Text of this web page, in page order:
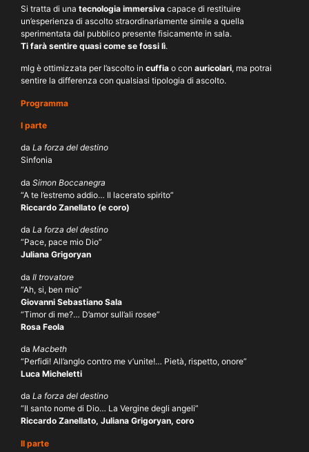
Si tratta di una tecnologia immersiva capace di restituire
un’esperienza di ascolto straordinariamente simile a quella
sperimentata dal pubblico presente fisicamente in sala.
Ti farà sentire quasi come se fossi lì.
mlg è ottimizzata per l’ascolto in cuffia o con auricolari, ma potrai
sentire la differenza con qualsiasi tipologia di ascolto.
Programma
I parte
da La forza del destino
Sinfonia
da Simon Boccanegra
“A te l’estremo addio… Il lacerato spirito”
Riccardo Zanellato (e coro)
da La forza del destino
“Pace, pace mio Dio”
Juliana Grigoryan
da Il trovatore
“Ah, si, ben mio”
Giovanni Sebastiano Sala
“Timor di me?… D’amor sull’ali rosee”
Rosa Feola
da Macbeth
“Perfidi! All’anglo contro me v’unite!… Pietà, rispetto, onore”
Luca Micheletti
da La forza del destino
“Il santo nome di Dio… La Vergine degli angeli”
Riccardo Zanellato, Juliana Grigoryan, coro
II parte